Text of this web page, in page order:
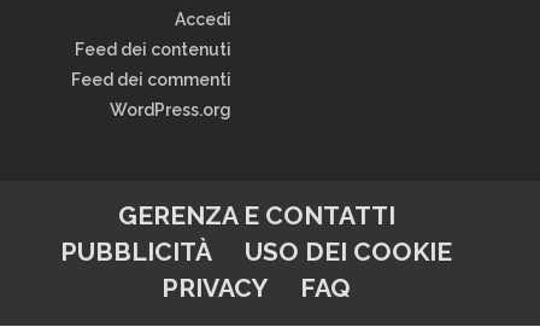
Accedi
Feed dei contenuti
Feed dei commenti
WordPress.org
GERENZA E CONTATTI
PUBBLICITÀ
USO DEI COOKIE
PRIVACY
FAQ